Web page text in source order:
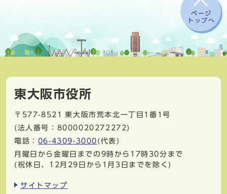
ページ
トップへ
東大阪市役所
〒577-8521
東大阪市荒本北一丁目1番1号
(法人番号：8000020272272)
電話： 06-4309-3000 (代表)
月曜日から金曜日までの9時から17時30分まで
(祝休日、12月29日から1月3日までを除く)
サイトマップ